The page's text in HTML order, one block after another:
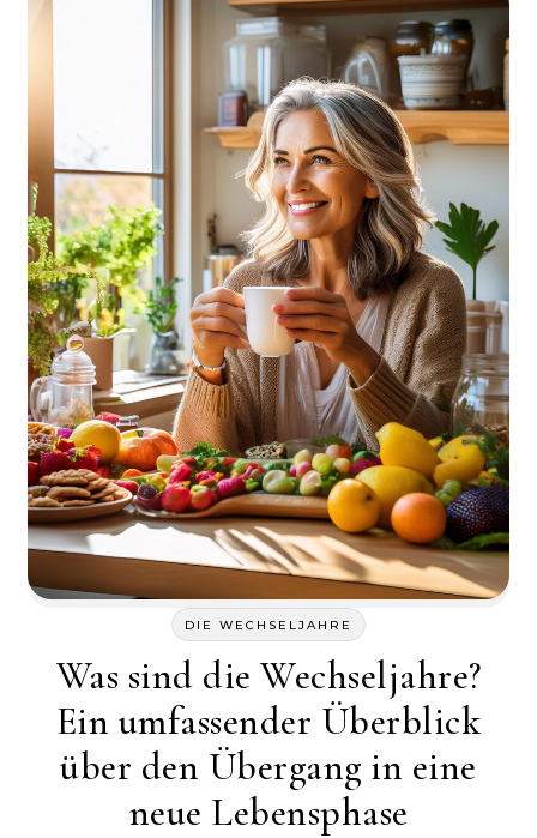
DIE WECHSELJAHRE
Was sind die Wechseljahre?
Ein umfassender Überblick
über den Übergang in eine
neue Lebensphase